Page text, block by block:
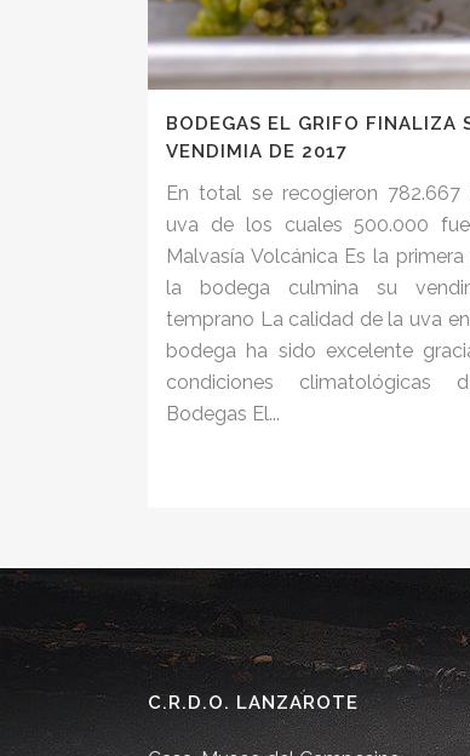
BODEGAS EL GRIFO FINALIZA
VENDIMIA DE 2017
En total se recogieron 782.667
uva de los cuales 500.000
Malvasía Volcánica Es la
la bodega culmina su
temprano La calidad de la uva
bodega ha sido excelente
condiciones climatológicas
Bodegas El...
C.R.D.O. LANZAROTE